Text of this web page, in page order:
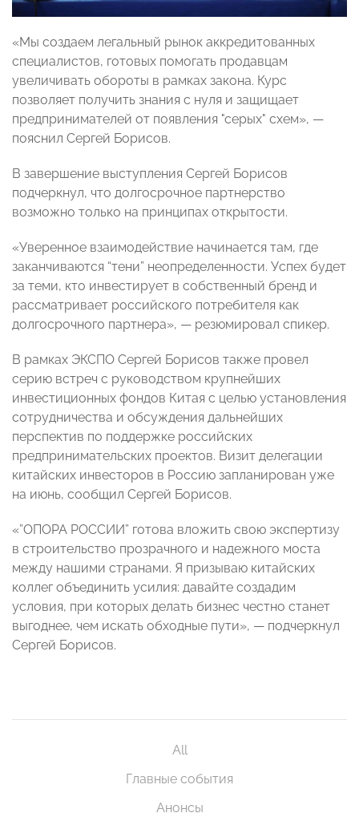
«Мы создаем легальный рынок аккредитованных
специалистов, готовых помогать продавцам
увеличивать обороты в рамках закона. Курс
позволяет получить знания с нуля и защищает
предпринимателей от появления "серых" схем», —
пояснил Сергей Борисов.
В завершение выступления Сергей Борисов
подчеркнул, что долгосрочное партнерство
возможно только на принципах открытости.
«Уверенное взаимодействие начинается там, где
заканчиваются “тени” неопределенности. Успех будет
за теми, кто инвестирует в собственный бренд и
рассматривает российского потребителя как
долгосрочного партнера», — резюмировал спикер.
В рамках ЭКСПО Сергей Борисов также провел
серию встреч с руководством крупнейших
инвестиционных фондов Китая с целью установления
сотрудничества и обсуждения дальнейших
перспектив по поддержке российских
предпринимательских проектов. Визит делегации
китайских инвесторов в Россию запланирован уже
на июнь, сообщил Сергей Борисов.
«”ОПОРА РОССИИ” готова вложить свою экспертизу
в строительство прозрачного и надежного моста
между нашими странами. Я призываю китайских
коллег объединить усилия: давайте создадим
условия, при которых делать бизнес честно станет
выгоднее, чем искать обходные пути», — подчеркнул
Сергей Борисов.
All
Главные события
Анонсы